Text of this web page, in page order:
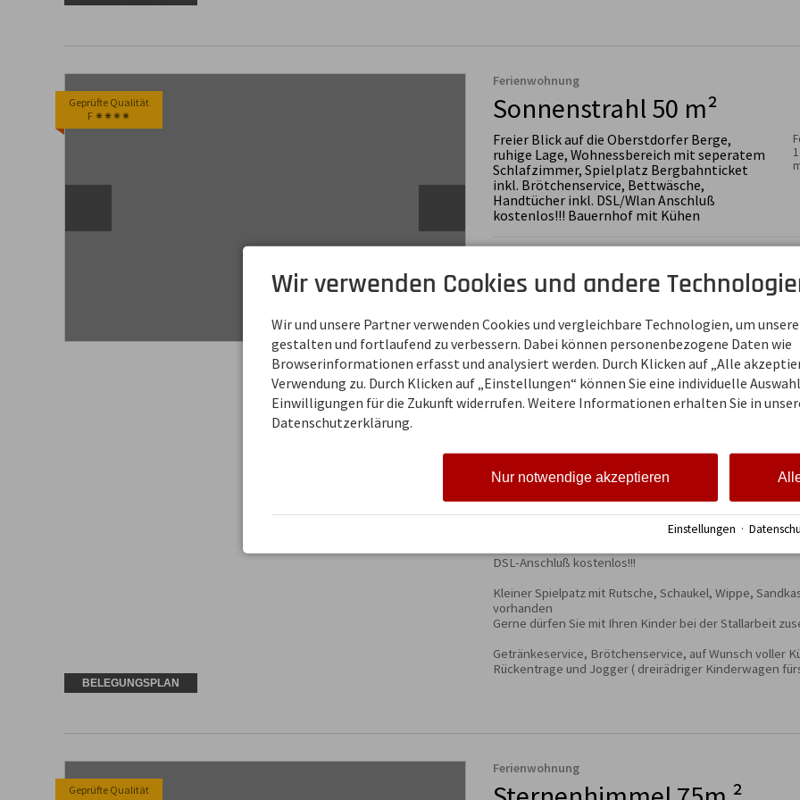
Geprüfte Qualität
F ✷✷✷✷
Ferienwohnung
Sonnenstrahl 50 m²
Freier Blick auf die Oberstdorfer Berge,
ruhige Lage, Wohnessbereich mit seperatem
Schlafzimmer, Spielplatz Bergbahnticket
inkl. Brötchenservice, Bettwäsche,
Handtücher inkl. DSL/Wlan Anschluß
kostenlos!!! Bauernhof mit Kühen
✓ Bettenlänge 2.00 m
✓ Bettenlänge 2.00m
✓ Dusche
✓ Fernseher
✓ Geschirrspüler
✓ Kaffeemaschine/ -
automat
✓ Küche im Wohnraum
✓ Mikrowelle
✓ Nichtraucher
✓
✓
Gemütliche Wohnung mit seperatem Schlafzimmer und
Eckbank und Couch.
Südbalkon, mit freier Sicht auf die Oberstdorfer Berge
Wasserkocher, Kaffeemaschine, Eierkocher, Mixer,
Microwelle, CD-Radio, Sat-FFS, DSL-Anschluß, Fön
ab Mai - Oktober kostenlose Bahnkarten für
Heuberg
Fellhorn, Kanzelwand, Nebelhorn und Söllereck,
DSL-Anschluß kostenlos!!!
Kleiner Spielpatz mit Rutsche, Schaukel, Wippe,
vorhanden
Gerne dürfen Sie mit Ihren Kinder bei der Stallarbeit
Getränkeservice, Brötchenservice, auf Wunsch voller
Rückentrage und Jogger ( dreirädriger Kinderwagen
BELEGUNGSPLAN
Geprüfte Qualität
Ferienwohnung
Wir verwenden Cookies und andere
Wir und unsere Partner verwenden Cookies und vergleichbare Technologien, um
gestalten und fortlaufend zu verbessern. Dabei können personenbezogene Daten wie
Browserinformationen erfasst und analysiert werden. Durch Klicken auf „Alle
Verwendung zu. Durch Klicken auf „Einstellungen“ können Sie eine individuelle
Einwilligungen für die Zukunft widerrufen. Weitere Informationen erhalten Sie in
Datenschutzerklärung.
Nur notwendige akzeptieren
Einstellungen ·